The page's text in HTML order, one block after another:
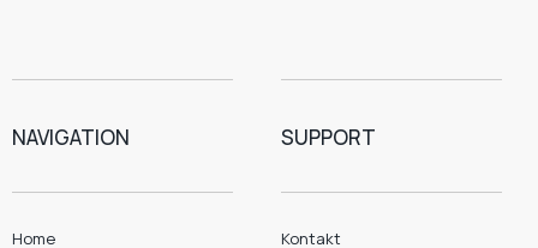
NAVIGATION
Home
SUPPORT
Kontakt